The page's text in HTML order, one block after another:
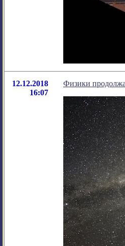
12.12.2018
16:07
Физики